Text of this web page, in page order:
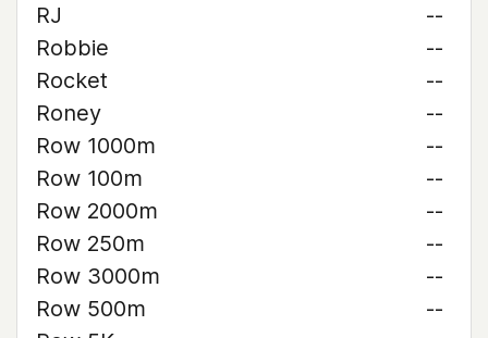
RJ
--
Robbie
--
Rocket
--
Roney
--
Row 1000m
--
Row 100m
--
Row 2000m
--
Row 250m
--
Row 3000m
--
Row 500m
--